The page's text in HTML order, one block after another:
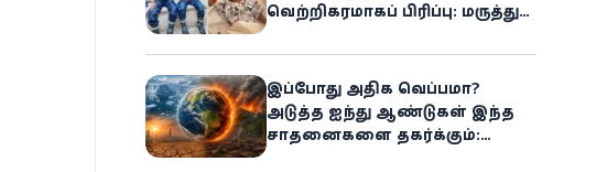
வெற்றிகரமாகப் பிரிப்பு: மருத்துவ
இப்போது அதிக வெப்பமா?
அடுத்த ஐந்து ஆண்டுகள் இந்த
சாதனைகளை தகர்க்கும்: